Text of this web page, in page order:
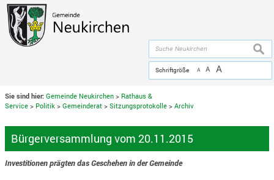
Zum Inhalt,zur Navigation
Schriftgröße A A A
Sie sind hier: Gemeinde Neukirchen > Rathaus &
Service > Politik >Gemeinderat >Sitzungsprotokolle >Archiv
Bürgerversammlung vom 20.11.2015
Investitionen prägten das Geschehen in der Gemeinde